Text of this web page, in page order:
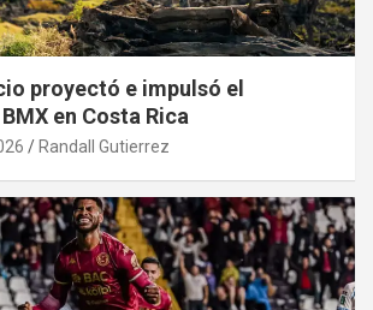
proyectó e impulsó el
en Costa Rica
Randall Gutierrez